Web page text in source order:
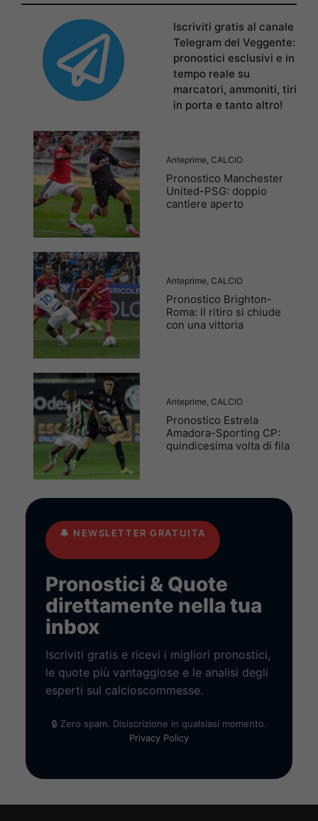
Iscriviti gratis al canale
Telegram del Veggente:
pronostici esclusivi e in
tempo reale su
marcatori, ammoniti, tiri
in porta e tanto altro!
Anteprime, CALCIO
Pronostico Manchester
United-PSG: doppio
cantiere aperto
Anteprime, CALCIO
Pronostico Brighton-
Roma: il ritiro si chiude
con una vittoria
Anteprime, CALCIO
Pronostico Estrela
Amadora-Sporting CP:
quindicesima volta di fila
🔔 NEWSLETTER GRATUITA
Pronostici & Quote
direttamente nella tua
inbox
Iscriviti gratis e ricevi i migliori pronostici,
le quote più vantaggiose e le analisi degli
esperti sul calcioscommesse.
🔒 Zero spam. Disiscrizione in qualsiasi momento.
Privacy Policy